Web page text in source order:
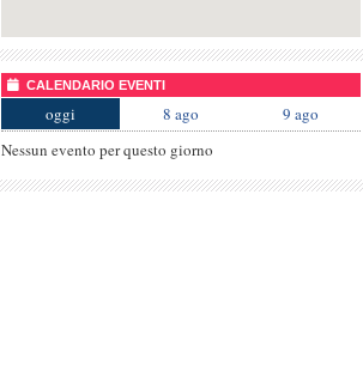
CALENDARIO EVENTI
oggi 8 ago
9 ago
Nessun evento per questo giorno